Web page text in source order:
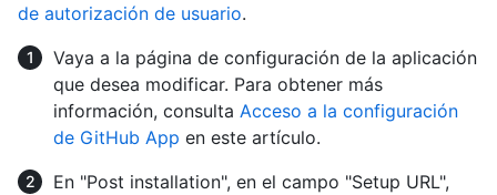
de autorización de usuario.
Vaya a la página de configuración de la aplicación
que desea modificar. Para obtener más
información, consulta Acceso a la configuración
de GitHub App en este artículo.
En "Post installation", en el campo "Setup URL",